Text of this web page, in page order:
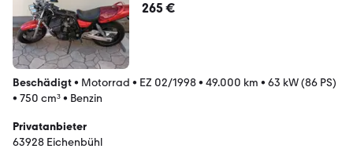
265 €
Beschädigt• Motorrad • EZ 02/1998• 49.000 km • 63 kW (86 PS)
• 750 cm³• Benzin
Privatanbieter
63928 Eichenbühl